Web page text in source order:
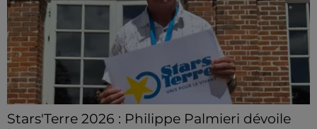
Stars'Terre 2026 : Philippe Palmieri dévoile